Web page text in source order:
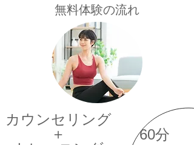
無料体験の流れ
カウンセリング
＋
60分